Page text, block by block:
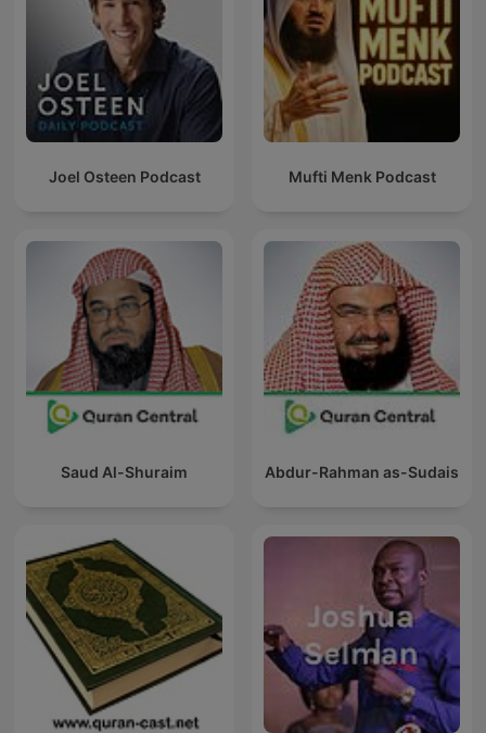
Joel Osteen Podcast Mufti Menk Podcast
Saud Al-Shuraim Abdur-Rahman as-Sudais